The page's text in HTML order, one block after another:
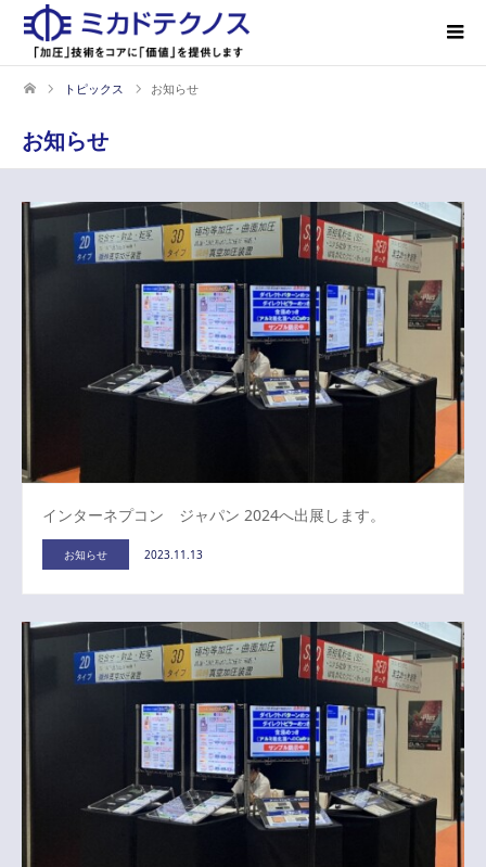
トピックス お知らせ
お知らせ
インターネプコン ジャパン 2024へ出展します。
お知らせ 2023.11.13